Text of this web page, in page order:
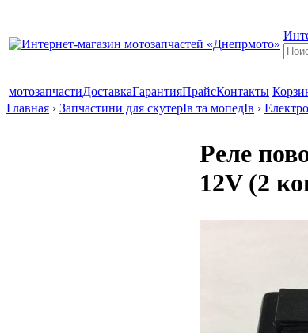
мотозапчастиДоставкаГарантияПрайсКонтакты
Главная › Запчастини для скутерІв та мопедІв ›
Реле
12V (2